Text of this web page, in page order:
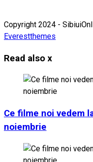
Copyright 2024 -
Everestthemes
Read also x
Ce filme noi vedem
noiembrie